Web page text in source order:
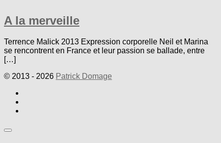
A la merveille
Terrence Malick 2013 Expression corporelle Neil et Marina
se rencontrent en France et leur passion se ballade, entre
[…]
© 2013 - 2026 Patrick Domage